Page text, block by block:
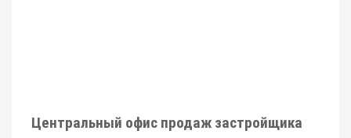
Центральный офис продаж застройщика